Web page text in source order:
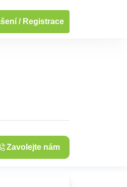
/ Registrace
... Zobrazit fotografie
Zavolejte nám